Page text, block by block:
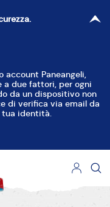
account Paneangeli,
due fattori, per ogni
da un dispositivo non
di verifica via email da
tua identità.